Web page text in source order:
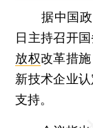
据中国政
日主持召开
放权改革措
新技术企业
支持。